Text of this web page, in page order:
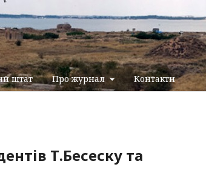
штат Про журнал Контакти
Т.Бесеску та